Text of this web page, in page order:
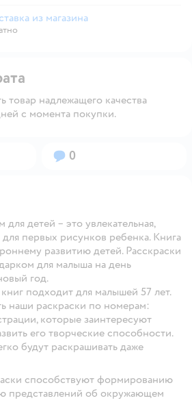
из магазина
товар надлежащего качества
с момента покупки.
Вопросов:
0
детей – это увлекательная,
для первых рисунков ребенка. Книга
развитию детей. Расскраски
для малыша на день
год.
подходит для малышей 57 лет.
наши раскраски по номерам:
которые заинтересуют
его творческие способности.
будут раскрашивать даже
способствуют формированию
представлений об окружающем